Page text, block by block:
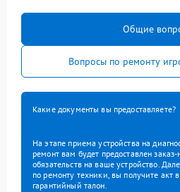
Общие
Вопросы по ремонту
Какие документы вы предоставляете?
На этапе приема устройства на
ремонт вам будет предоставлен
обязательств на ваше устройство.
по ремонту техники, вы получите акт
гарантийный талон.